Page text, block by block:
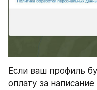
Если ваш профиль
оплату за